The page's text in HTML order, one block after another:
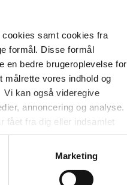
cookies samt cookies fra
formål. Disse formål
en bedre brugeroplevelse for
vores indhold og
kan også videregive
annoncering og analyse.
fået fra dig eller indsamlet
kan være placeret i usikre
cookies, overordnede
til og dermed behandle
Marketing